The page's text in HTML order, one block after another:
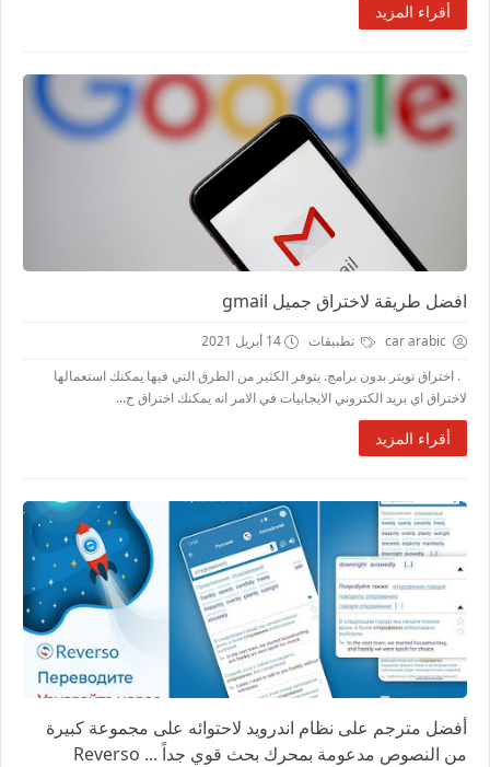
أقراء المزيد
افضل طريقة لاختراق جميل gmail
car arabic تطبيقات
14 أبريل 2021
. اختراق تويتر بدون برامج. يتوفر الكثير من الطرق التي فيها يمكنك استعمالها
لاختراق اي بريد الكتروني الايجابيات في الامر انه يمكنك اختراق ح...
أقراء المزيد
أفضل مترجم على نظام اندرويد لاحتوائه على مجموعة كبيرة
من النصوص مدعومة بمحرك بحث قوي جداً ... Reverso